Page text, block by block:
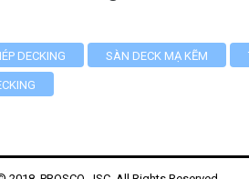
DECKING SÀN DECK MẠ KẼM